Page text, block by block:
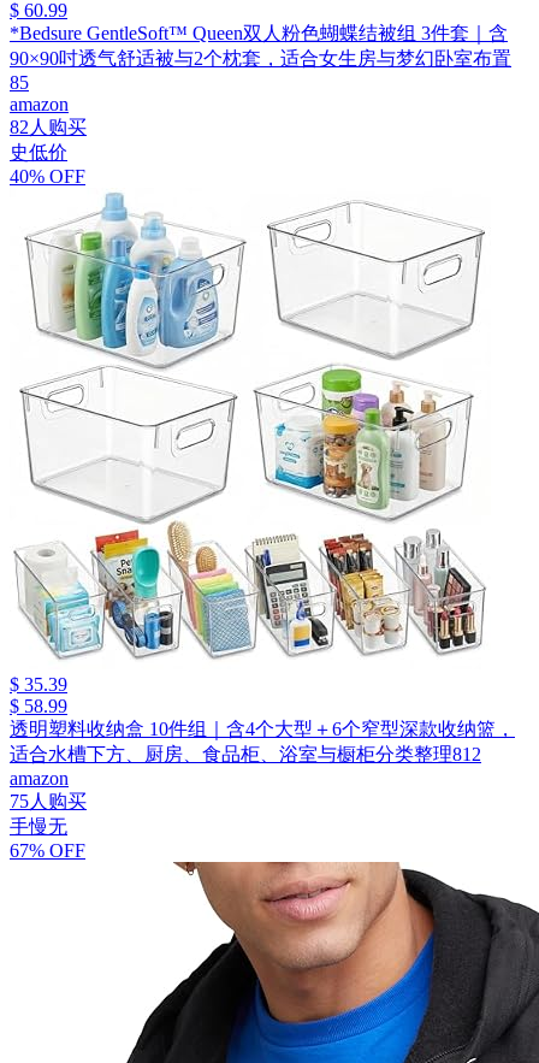
$ 60.99
*Bedsure GentleSoft™ Queen双人粉色蝴蝶结被组 3件套｜含
90×90吋透气舒适被与2个枕套，适合女生房与梦幻卧室布置
85
amazon
82人购买
史低价
40% OFF
$ 35.39
$ 58.99
透明塑料收纳盒 10件组｜含4个大型＋6个窄型深款收纳篮，
适合水槽下方、厨房、食品柜、浴室与橱柜分类整理812
amazon
75人购买
手慢无
67% OFF